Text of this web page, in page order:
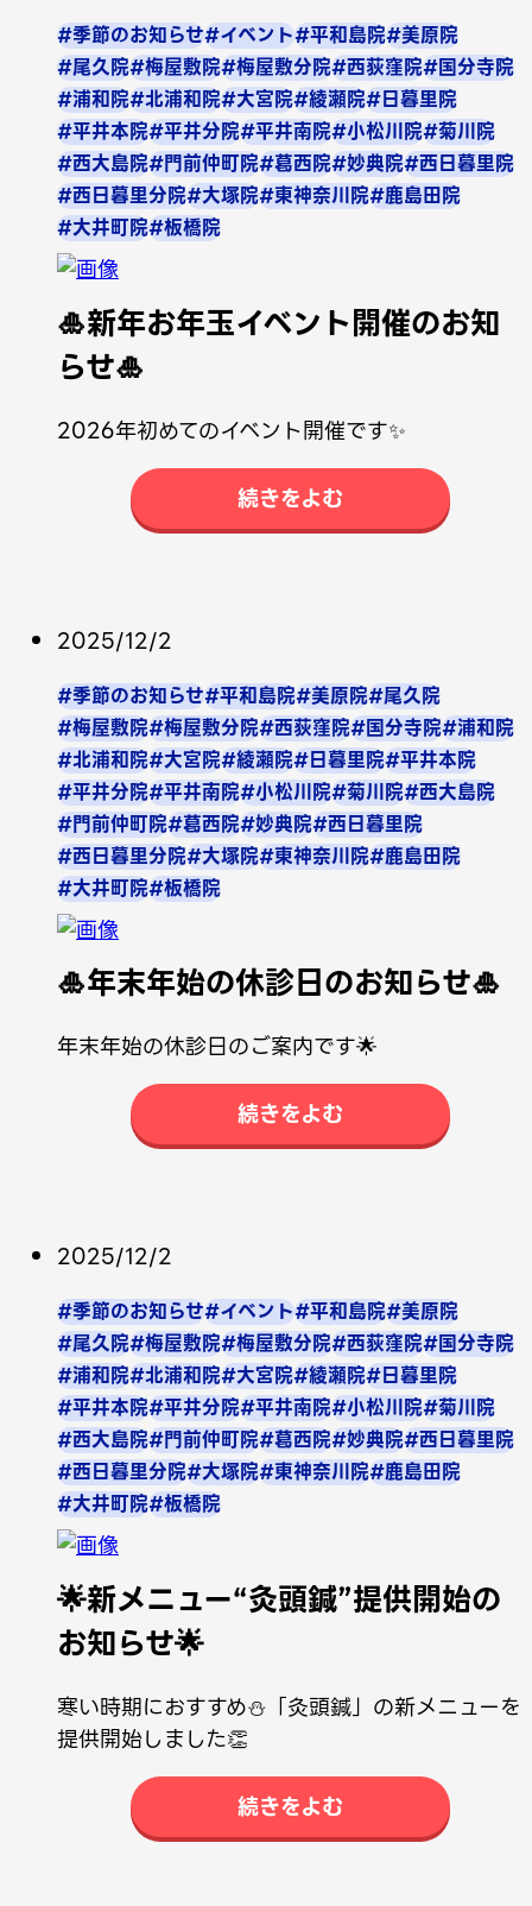
#季節のお知らせ#イベント#平和島院#美原院
#尾久院#梅屋敷院#梅屋敷分院#西荻窪院#国分寺院
#浦和院#北浦和院#大宮院#綾瀬院#日暮里院
#平井本院#平井分院#平井南院#小松川院#菊川院
#西大島院#門前仲町院#葛西院#妙典院#西日暮里院
#西日暮里分院#大塚院#東神奈川院#鹿島田院
#大井町院#板橋院
🎍新年お年玉イベント開催のお知
らせ🎍
2026年初めてのイベント開催です✨
続きをよむ
2025/12/2
#季節のお知らせ#平和島院#美原院#尾久院
#梅屋敷院#梅屋敷分院#西荻窪院#国分寺院#浦和院
#北浦和院#大宮院#綾瀬院#日暮里院#平井本院
#平井分院#平井南院#小松川院#菊川院#西大島院
#門前仲町院#葛西院#妙典院#西日暮里院
#西日暮里分院#大塚院#東神奈川院#鹿島田院
#大井町院#板橋院
🎍年末年始の休診日のお知らせ🎍
年末年始の休診日のご案内です🌟
続きをよむ
2025/12/2
#季節のお知らせ#イベント#平和島院#美原院
#尾久院#梅屋敷院#梅屋敷分院#西荻窪院#国分寺院
#浦和院#北浦和院#大宮院#綾瀬院#日暮里院
#平井本院#平井分院#平井南院#小松川院#菊川院
#西大島院#門前仲町院#葛西院#妙典院#西日暮里院
#西日暮里分院#大塚院#東神奈川院#鹿島田院
#大井町院#板橋院
🌟新メニュー“灸頭鍼”提供開始の
お知らせ🌟
寒い時期におすすめ⛄「灸頭鍼」の新メニューを
提供開始しました👏
続きをよむ